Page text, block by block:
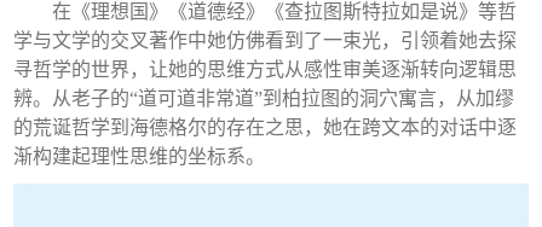
在《理想国》《道德经》《查拉图斯特拉如是说》等哲
学与文学的交叉著作中她仿佛看到了一束光，引领着她去探
寻哲学的世界，让她的思维方式从感性审美逐渐转向逻辑思
辨。从老子的“道可道非常道”到柏拉图的洞穴寓言，从加缪
的荒诞哲学到海德格尔的存在之思，她在跨文本的对话中逐
渐构建起理性思维的坐标系。